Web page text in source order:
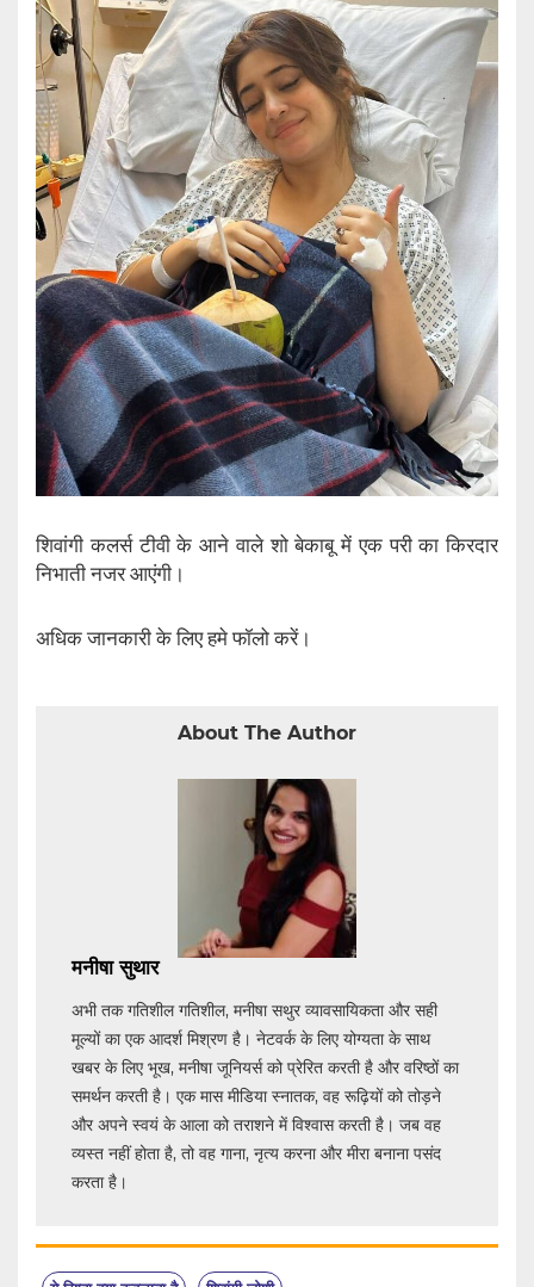
शिवांगी कलर्स टीवी के आने वाले शो बेकाबू में एक परी का किरदार
निभाती नजर आएंगी।
अधिक जानकारी के लिए हमे फॉलो करें।
About The Author
मनीषा सुथार
अभी तक गतिशील गतिशील, मनीषा सथुर व्यावसायिकता और सही
मूल्यों का एक आदर्श मिश्रण है। नेटवर्क के लिए योग्यता के साथ
खबर के लिए भूख, मनीषा जूनियर्स को प्रेरित करती है और वरिष्ठों का
समर्थन करती है। एक मास मीडिया स्नातक, वह रूढ़ियों को तोड़ने
और अपने स्वयं के आला को तराशने में विश्वास करती है। जब वह
व्यस्त नहीं होता है, तो वह गाना, नृत्य करना और मीरा बनाना पसंद
करता है।